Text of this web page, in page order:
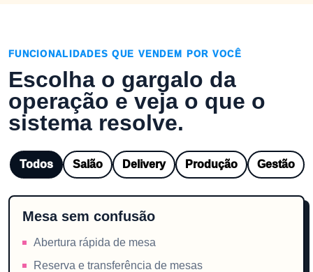
FUNCIONALIDADES QUE VENDEM POR VOCÊ
Escolha o gargalo da
operação e veja o que o
sistema resolve.
Todos Salão Delivery Produção Gestão
Mesa sem confusão
Abertura rápida de mesa
Reserva e transferência de mesas